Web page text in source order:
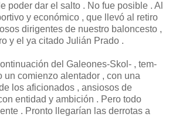
poder dar el salto . No fue posible . Al
y económico , que llevó al retiro
dirigentes de nuestro baloncesto ,
y el ya citado Julián Prado .
del Galeones-Skol- , tem-
un comienzo alentador , con una
los aficionados , ansiosos de
entidad y ambición . Pero todo
. Pronto llegarían las derrotas a